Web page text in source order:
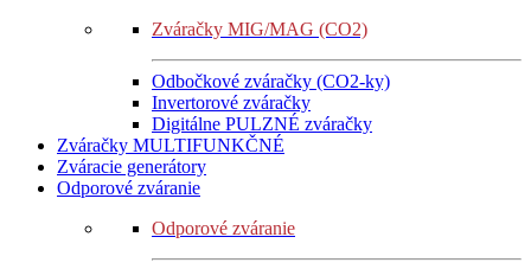
Zváračky MIG/MAG (CO2)
Odbočkové zváračky (CO2-ky)
Invertorové zváračky
Digitálne PULZNÉ zváračky
Zváračky MULTIFUNKČNÉ
Zváracie generátory
Odporové zváranie
Odporové zváranie